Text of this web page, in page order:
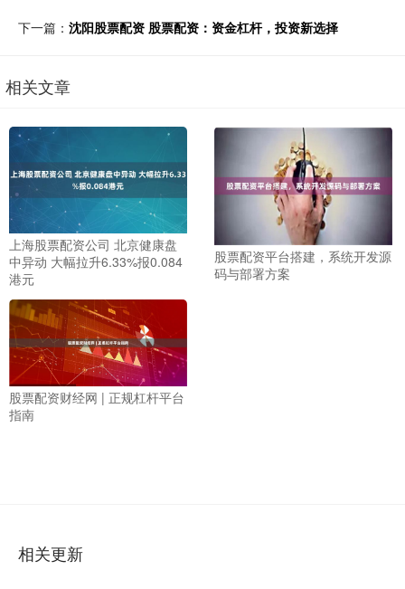
下一篇： 沈阳股票配资 股票配资：资金杠杆，投资新选择
相关文章
上海股票配资公司 北京健康盘
中异动 大幅拉升6.33%报0.084
港元
股票配资平台搭建，系统开发源
码与部署方案
股票配资财经网 | 正规杠杆平台
指南
相关更新